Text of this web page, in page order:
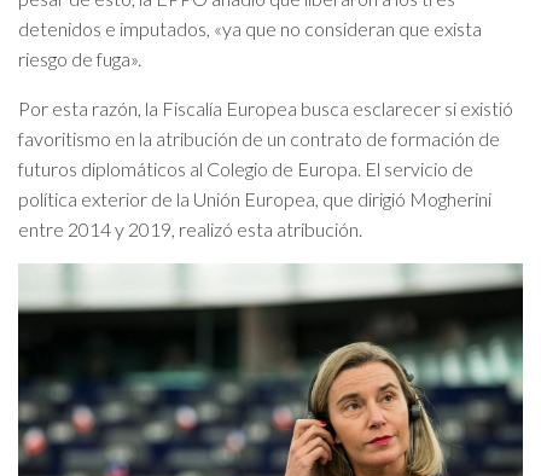
detenidos e imputados, «ya que no consideran que exista
riesgo de fuga».
Por esta razón, la Fiscalía Europea busca esclarecer si existió
favoritismo en la atribución de un contrato de formación de
futuros diplomáticos al Colegio de Europa. El servicio de
política exterior de la Unión Europea, que dirigió Mogherini
entre 2014 y 2019, realizó esta atribución.